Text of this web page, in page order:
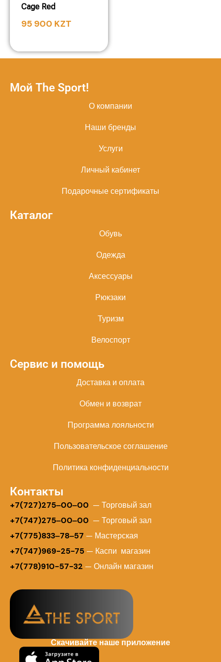
Cage Red
95 900 KZT
Мой The Sport!
О компании
Наши бренды
Услуги
Личный кабинет
Подарочные сертификаты
Каталог
Обувь
Одежда
Аксессуары
Рюкзаки
Туризм
Велоспорт
Сервис и помощь
Доставка и оплата
Обмен и возврат
Программа лояльности
Пользовательское соглашение
Политика конфиденциальности
Контакты
+7(727)275‒00‒00 — Торговый зал
+7(747)275‒00‒00 — Торговый зал
+7(775)833‒78‒57 — Мастерская
+7(747)969-25-75 — Каспи магазин
+7(778)910-57-32 — Онлайн магазин
Скачивайте наше приложение